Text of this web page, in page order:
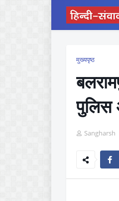
मुख्यपृष्ठ
पुलिस
Sangharsh